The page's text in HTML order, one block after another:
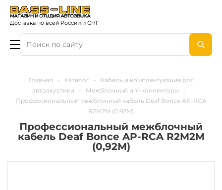
Доставка по всей России и СНГ
Главная - Каталог -
Кабель и комплектующие для
автоакустики
- Межблочный и Y-коннекторы
-
Профессиональный межблочный кабель Deaf Bonce AP-RCA
R2M2M (0,92M)
Профессиональный межблочный
кабель Deaf Bonce AP-RCA R2M2M
(0,92M)